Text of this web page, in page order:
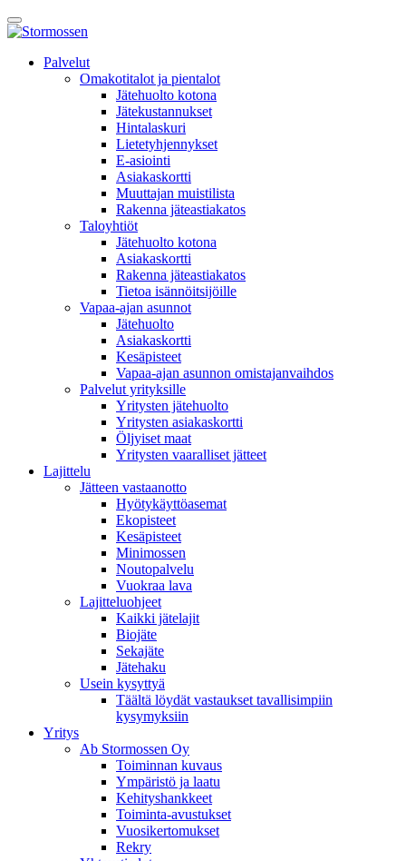
Skip
toAvaa
päävalikko
asiointiPalvelut
Omakotitalot ja pientalot
Jätehuolto kotona
Jätekustannukset
Hintalaskuri
Lietetyhjennykset
E-asiointi
Asiakaskortti
Muuttajan muistilista
Rakenna jäteastiakatos
Taloyhtiöt
Jätehuolto kotona
Asiakaskortti
Rakenna jäteastiakatos
Tietoa isännöitsijöille
Vapaa-ajan asunnot
Jätehuolto
Asiakaskortti
Kesäpisteet
Vapaa-ajan asunnon omistajanvaihdos
Palvelut yrityksille
Yritysten jätehuolto
Yritysten asiakaskortti
Öljyiset maat
Yritysten vaaralliset jätteet
Lajittelu
Jätteen vastaanotto
Hyötykäyttöasemat
Ekopisteet
Kesäpisteet
Minimossen
Noutopalvelu
Vuokraa lava
Lajitteluohjeet
Kaikki jätelajit
Biojäte
Sekajäte
Jätehaku
Usein kysyttyä
Täältä löydät vastaukset tavallisimpiin
kysymyksiin
Yritys
Ab Stormossen Oy
Toiminnan kuvaus
Ympäristö ja laatu
Kehityshankkeet
Toiminta-avustukset
Vuosikertomukset
Rekry